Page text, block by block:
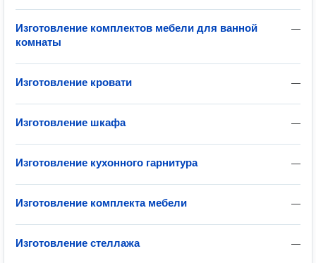
—
Изготовление комплектов мебели для ванной
комнаты
—
Изготовление кровати
—
Изготовление шкафа
—
Изготовление кухонного гарнитура
—
Изготовление комплекта мебели
—
Изготовление стеллажа